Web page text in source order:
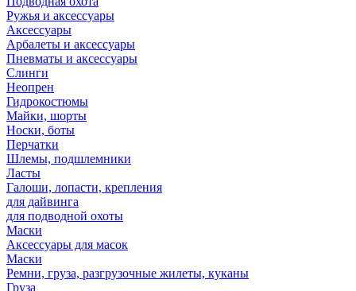
Ружья и аксессуары
Аксессуары
Арбалеты и аксессуары
Пневматы и аксессуары
Слинги
Неопрен
Гидрокостюмы
Майки, шорты
Носки, боты
Перчатки
Шлемы, подшлемники
Ласты
Галоши, лопасти, крепления
для дайвинга
для подводной охоты
Маски
Аксессуары для масок
Маски
Ремни, груза, разгрузочные жилеты, куканы
Груза